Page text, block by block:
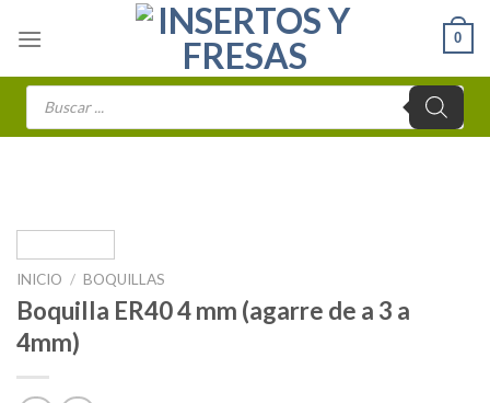
0
Búsqueda
INICIO / BOQUILLAS
Boquilla ER40 4 mm (agarre de a 3 a
4mm)